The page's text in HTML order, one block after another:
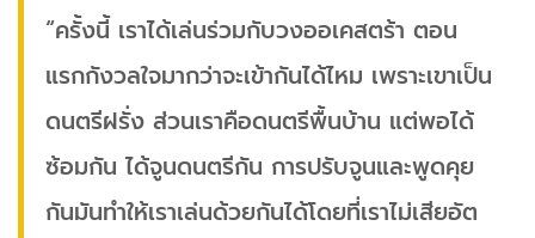
“ครั้งนี้ เราได้เล่นร่วมกับวงออเคสตร้า ตอน
แรกกังวลใจมากว่าจะเข้ากันได้ไหม เพราะเขาเป็น
ดนตรีฝรั่ง ส่วนเราคือดนตรีพื้นบ้าน แต่พอได้
ซ้อมกัน ได้จูนดนตรีกัน การปรับจูนและพูดคุย
กันมันทำให้เราเล่นด้วยกันได้โดยที่เราไม่เสียอัต